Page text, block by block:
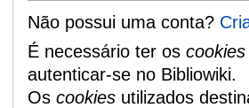
Não possui uma conta?
É necessário ter os cookies
autenticar-se no Bibliowiki.
Os cookiesutilizados